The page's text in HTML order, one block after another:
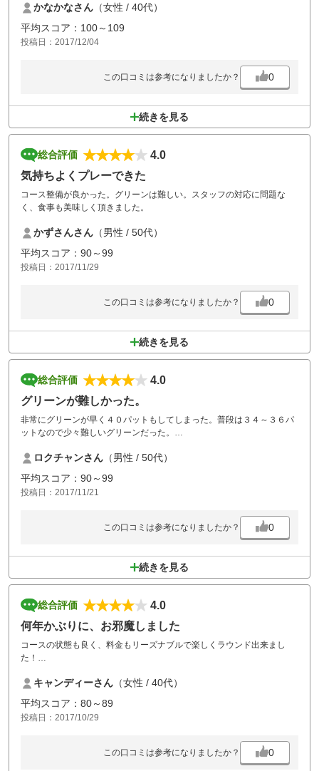
グリーンはとても早く、カップも難しいところに切られていて中級者以
上には楽しめると思います。
グリーンのボール跡がたくさんあり沢山なおしました。
待ちました。前半3時間、ランチ短めの後半3時間。
途中、ミドルホールでも4組が待機する状態が2回ありました。
『どうしたんですか？こんなに遅くて、こんな待つって』とうかがった
ところ、『いえ。全体流れてますので』という回答だったのも残念でし
た。
以前伺つていた頃の記憶から、とってもいいコースという印象でした
が、今回少し変わりました。
かなかなさん （女性 / 40代）
平均スコア：100～109
投稿日：2017/12/04
この口コミは参考になりましたか？ 0
続きを見る
総合評価
4.0
気持ちよくプレーできた
コース整備が良かった。グリーンは難しい。スタッフの対応に問題な
く、食事も美味しく頂きました。
かずさんさん （男性 / 50代）
平均スコア：90～99
投稿日：2017/11/29
この口コミは参考になりましたか？ 0
続きを見る
総合評価
4.0
グリーンが難しかった。
非常にグリーンが早く４０パットもしてしまった。普段は３４～３６パ
ットなので少々難しいグリーンだった。
な？
また近いうちにリベンジしたいと思います。
ロクチャンさん （男性 / 50代）
平均スコア：90～99
投稿日：2017/11/21
この口コミは参考になりましたか？ 0
続きを見る
総合評価
4.0
何年かぶりに、お邪魔しました
コースの状態も良く、料金もリーズナブルで楽しくラウンド出来まし
た！
キャンディーさん （女性 / 40代）
平均スコア：80～89
投稿日：2017/10/29
この口コミは参考になりましたか？ 0